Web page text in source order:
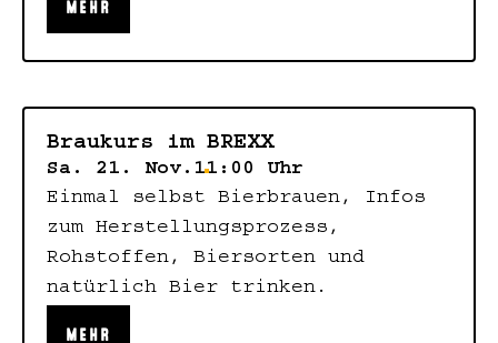
MEHR
Braukurs im BREXX
Sa. 21. Nov. 11:00 Uhr
Einmal selbst Bierbrauen, Infos
zum Herstellungsprozess,
Rohstoffen, Biersorten und
natürlich Bier trinken.
MEHR